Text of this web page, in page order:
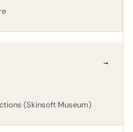
→
(Skinsoft Museum)